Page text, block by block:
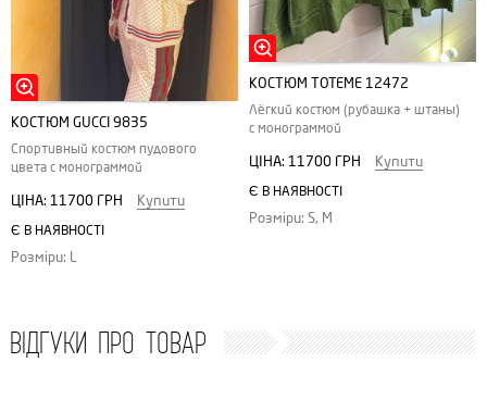
КОСТЮМ GUCCI 9835
Спортивный костюм пудового
цвета с монограммой
ЦІНА: 11700 ГРН Купити
Є В НАЯВНОСТІ
Розміри: L
КОСТЮМ TOTEME 12472
Лёгкий костюм (рубашка + штаны)
с монограммой
ЦІНА: 11700 ГРН Купити
Є В НАЯВНОСТІ
Розміри: S, M
ВІДГУКИ ПРО ТОВАР